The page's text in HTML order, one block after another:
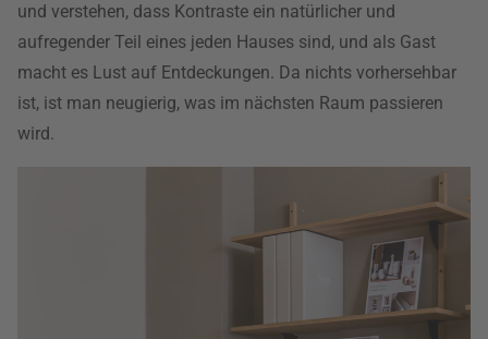
und verstehen, dass Kontraste ein natürlicher und
aufregender Teil eines jeden Hauses sind, und als Gast
macht es Lust auf Entdeckungen. Da nichts vorhersehbar
ist, ist man neugierig, was im nächsten Raum passieren
wird.